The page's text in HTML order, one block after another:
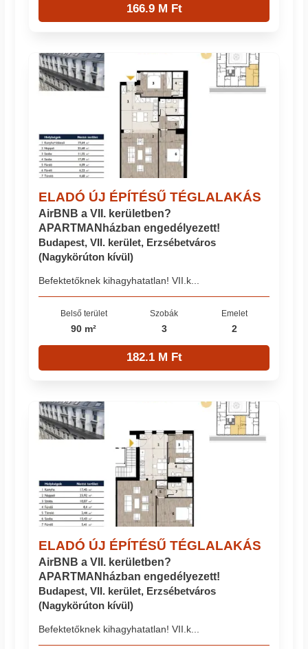
166.9 M Ft
ELADÓ ÚJ ÉPÍTÉSŰ TÉGLALAKÁS
AirBNB a VII. kerületben?
APARTMANházban engedélyezett!
Budapest, VII. kerület, Erzsébetváros
(Nagykörúton kívül)
Befektetőknek kihagyhatatlan! VII.k...
Belső terület
90 m²
Szobák
3
Emelet
2
182.1 M Ft
ELADÓ ÚJ ÉPÍTÉSŰ TÉGLALAKÁS
AirBNB a VII. kerületben?
APARTMANházban engedélyezett!
Budapest, VII. kerület, Erzsébetváros
(Nagykörúton kívül)
Befektetőknek kihagyhatatlan! VII.k...